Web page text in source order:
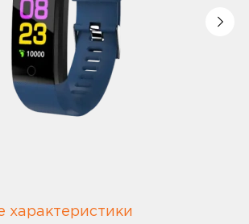
характеристики